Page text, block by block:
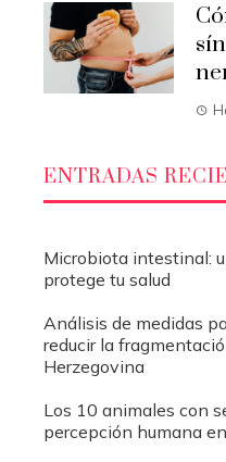
ENTRADAS
Microbiota intestinal:
protege tu salud
Análisis de medidas
reducir la
Herzegovina
Los 10 animales con
percepción humana